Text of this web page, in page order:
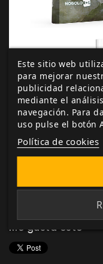
Me gusta esto
Este sitio web
para mejorar
publicidad
mediante el
navegación. Para
uso pulse el botón
Política de cookies